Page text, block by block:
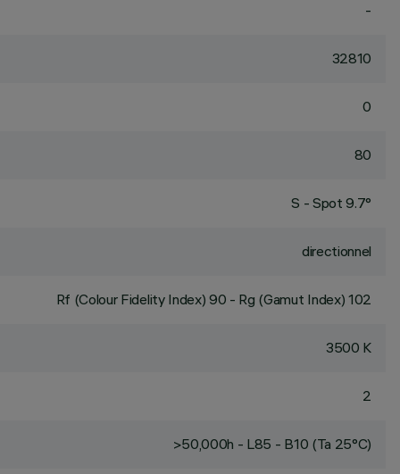
-
32810
0
80
S - Spot 9.7°
directionnel
Rf (Colour Fidelity Index) 90 - Rg (Gamut Index) 102
3500 K
2
>50,000h - L85 - B10 (Ta 25°C)